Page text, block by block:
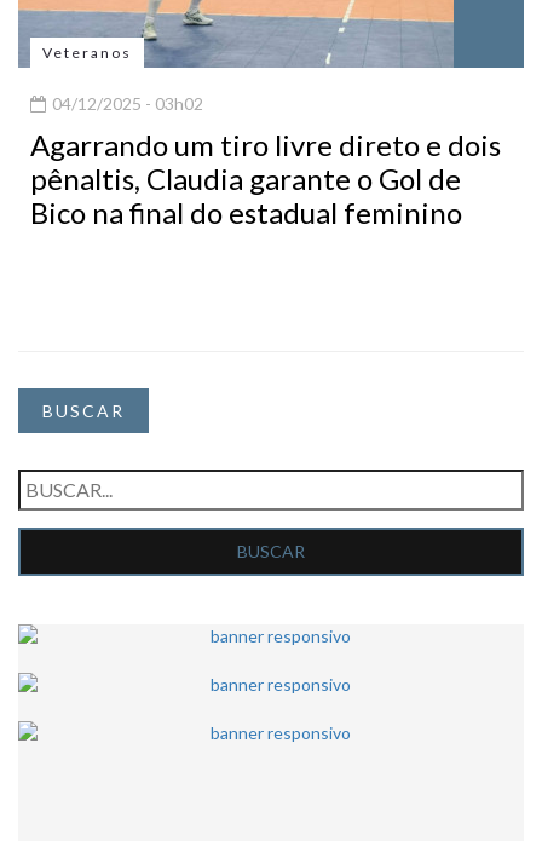
Veteranos
04/12/2025 - 03h02
Agarrando um tiro livre direto e dois
pênaltis, Claudia garante o Gol de
Bico na final do estadual feminino
BUSCAR